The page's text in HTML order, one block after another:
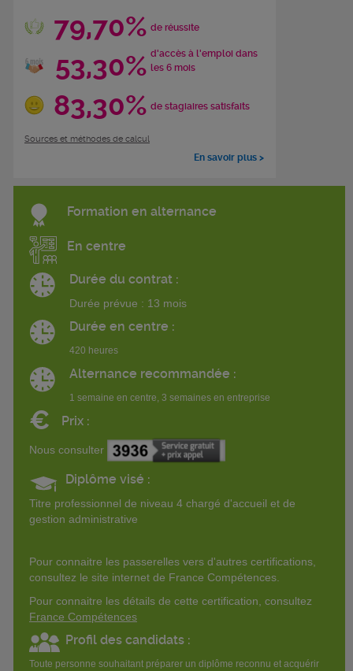
79,70% de réussite
53,30% d'accès à l'emploi dans
les 6 mois
83,30% de stagiaires satisfaits
Sources et méthodes de calcul
En savoir plus >
Formation en alternance
En centre
Durée du contrat :
Durée prévue : 13 mois
Durée en centre :
420 heures
Alternance recommandée :
1 semaine en centre, 3 semaines en entreprise
€ Prix :
Nous consulter
Diplôme visé :
Titre professionnel de niveau 4 chargé d'accueil et de
gestion administrative
Pour connaitre les passerelles vers d'autres certifications,
consultez le site internet de France Compétences.
Pour connaitre les détails de cette certification, consultez
France Compétences
Profil des candidats :
Toute personne souhaitant préparer un diplôme reconnu et acquérir